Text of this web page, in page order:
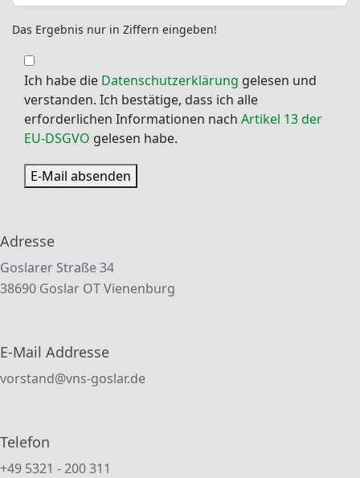
Das Ergebnis nur in Ziffern eingeben!
Ich habe die Datenschutzerklärung gelesen und
verstanden. Ich bestätige, dass ich alle
erforderlichen Informationen nach Artikel 13 der
EU-DSGVO gelesen habe.
E-Mail absenden
Adresse
Goslarer Straße 34
38690 Goslar OT Vienenburg
E-Mail Addresse
vorstand@vns-goslar.de
Telefon
+49 5321 - 200 311